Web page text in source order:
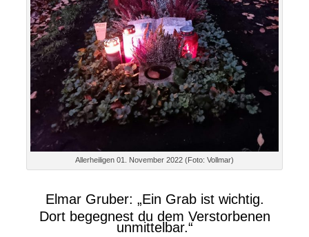
Allerheiligen 01. November 2022 (Foto: Vollmar)
Elmar Gruber: „Ein Grab ist wichtig.
Dort begegnest du dem Verstorbenen
unmittelbar.“